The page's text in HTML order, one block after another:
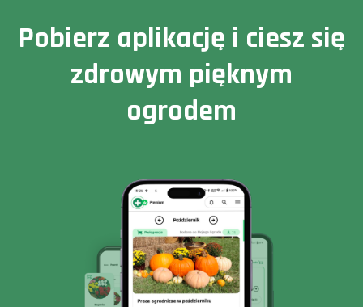
Pobierz aplikację i ciesz się
zdrowym pięknym
ogrodem